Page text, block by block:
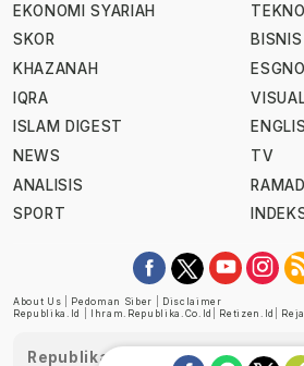
EKONOMI SYARIAH
SKOR
KHAZANAH
IQRA
ISLAM DIGEST
NEWS
ANALISIS
SPORT
TEKNO
TV
About Us Pedoman Siber
Disclaimer
Republika.id
Ihram.republika.co.id Retizen.id
Republika telah diverifikasi oleh